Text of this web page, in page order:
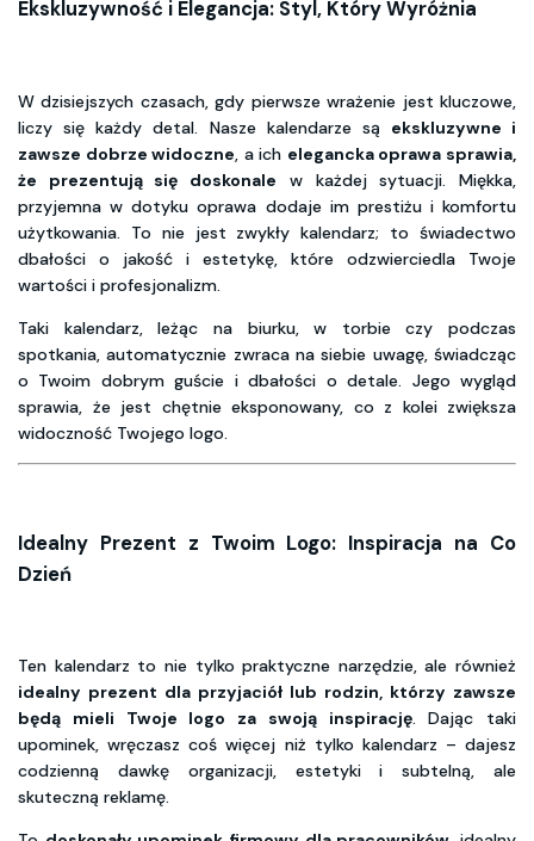
Ekskluzywność i Elegancja: Styl, Który Wyróżnia
W dzisiejszych czasach, gdy pierwsze wrażenie jest kluczowe,
liczy się każdy detal. Nasze kalendarze są ekskluzywne i
zawsze dobrze widoczne, a ich elegancka oprawa sprawia,
że prezentują się doskonale w każdej sytuacji. Miękka,
przyjemna w dotyku oprawa dodaje im prestiżu i komfortu
użytkowania. To nie jest zwykły kalendarz; to świadectwo
dbałości o jakość i estetykę, które odzwierciedla Twoje
wartości i profesjonalizm.
Taki kalendarz, leżąc na biurku, w torbie czy podczas
spotkania, automatycznie zwraca na siebie uwagę, świadcząc
o Twoim dobrym guście i dbałości o detale. Jego wygląd
sprawia, że jest chętnie eksponowany, co z kolei zwiększa
widoczność Twojego logo.
Idealny Prezent z Twoim Logo: Inspiracja na Co
Dzień
Ten kalendarz to nie tylko praktyczne narzędzie, ale również
idealny prezent dla przyjaciół lub rodzin, którzy zawsze
będą mieli Twoje logo za swoją inspirację. Dając taki
upominek, wręczasz coś więcej niż tylko kalendarz – dajesz
codzienną dawkę organizacji, estetyki i subtelną, ale
skuteczną reklamę.